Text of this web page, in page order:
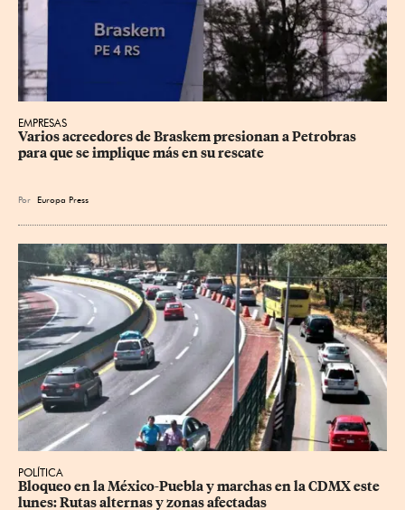
EMPRESAS
Varios acreedores de Braskem presionan a Petrobras
para que se implique más en su rescate
Por Europa Press
POLÍTICA
Bloqueo en la México-Puebla y marchas en la CDMX este
lunes: Rutas alternas y zonas afectadas